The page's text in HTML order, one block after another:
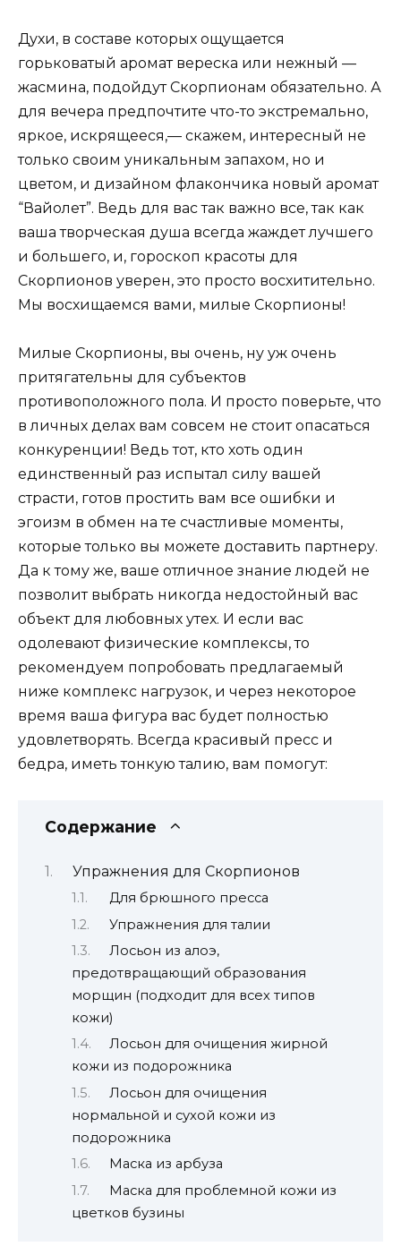
Духи, в составе которых ощущается
горьковатый аромат вереска или нежный —
жасмина, подойдут Скорпионам обязательно. А
для вечера предпочтите что-то экстремально,
яркое, искрящееся,— скажем, интересный не
только своим уникальным запахом, но и
цветом, и дизайном флакончика новый аромат
“Вайолет”. Ведь для вас так важно все, так как
ваша творческая душа всегда жаждет лучшего
и большего, и, гороскоп красоты для
Скорпионов уверен, это просто восхитительно.
Мы восхищаемся вами, милые Скорпионы!
Милые Скорпионы, вы очень, ну уж очень
притягательны для субъектов
противоположного пола. И просто поверьте, что
в личных делах вам совсем не стоит опасаться
конкуренции! Ведь тот, кто хоть один
единственный раз испытал силу вашей
страсти, готов простить вам все ошибки и
эгоизм в обмен на те счастливые моменты,
которые только вы можете доставить партнеру.
Да к тому же, ваше отличное знание людей не
позволит выбрать никогда недостойный вас
объект для любовных утех. И если вас
одолевают физические комплексы, то
рекомендуем попробовать предлагаемый
ниже комплекс нагрузок, и через некоторое
время ваша фигура вас будет полностью
удовлетворять. Всегда красивый пресс и
бедра, иметь тонкую талию, вам помогут:
Содержание
Упражнения для Скорпионов
Для брюшного пресса
Упражнения для талии
Лосьон из алоэ,
предотвращающий образования
морщин (подходит для всех типов
кожи)
Лосьон для очищения жирной
кожи из подорожника
Лосьон для очищения
нормальной и сухой кожи из
подорожника
Маска из арбуза
Маска для проблемной кожи из
цветков бузины